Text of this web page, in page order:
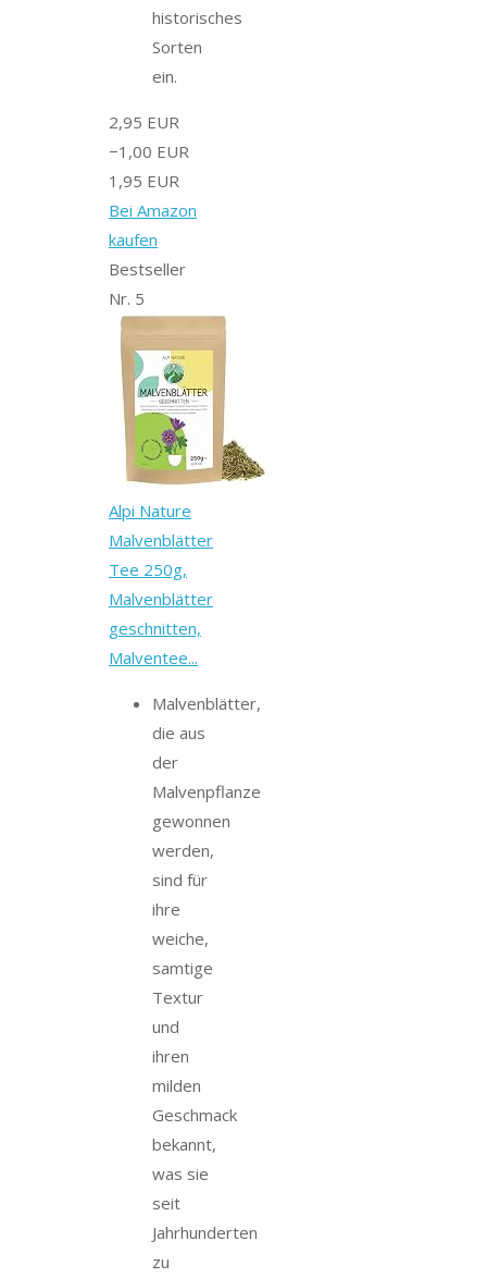
historisches
Sorten
ein.
2,95 EUR
−1,00 EUR
1,95 EUR
Bei Amazon
kaufen
Bestseller
Nr. 5
Alpi Nature
Malvenblätter
Tee 250g,
Malvenblätter
geschnitten,
Malventee...
Malvenblätter,
die aus
der
Malvenpflanze
gewonnen
werden,
sind für
ihre
weiche,
samtige
Textur
und
ihren
milden
Geschmack
bekannt,
was sie
seit
Jahrhunderten
zu